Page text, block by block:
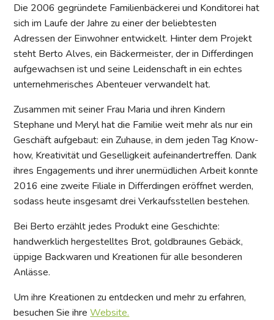
Die 2006 gegründete Familienbäckerei und Konditorei hat
sich im Laufe der Jahre zu einer der beliebtesten
Adressen der Einwohner entwickelt. Hinter dem Projekt
steht Berto Alves, ein Bäckermeister, der in Differdingen
aufgewachsen ist und seine Leidenschaft in ein echtes
unternehmerisches Abenteuer verwandelt hat.
Zusammen mit seiner Frau Maria und ihren Kindern
Stephane und Meryl hat die Familie weit mehr als nur ein
Geschäft aufgebaut: ein Zuhause, in dem jeden Tag Know-
how, Kreativität und Geselligkeit aufeinandertreffen. Dank
ihres Engagements und ihrer unermüdlichen Arbeit konnte
2016 eine zweite Filiale in Differdingen eröffnet werden,
sodass heute insgesamt drei Verkaufsstellen bestehen.
Bei Berto erzählt jedes Produkt eine Geschichte:
handwerklich hergestelltes Brot, goldbraunes Gebäck,
üppige Backwaren und Kreationen für alle besonderen
Anlässe.
Um ihre Kreationen zu entdecken und mehr zu erfahren,
besuchen Sie ihreWebsite.